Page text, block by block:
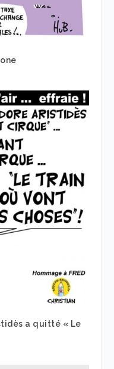
a quitté « Le